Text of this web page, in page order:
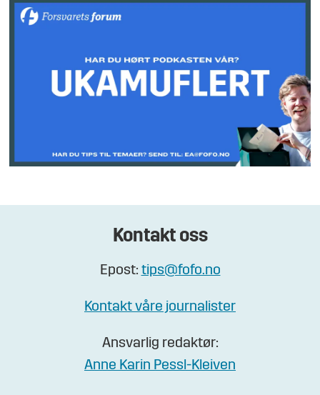
Kontakt oss
Epost: tips@fofo.no
Kontakt våre journalister
Ansvarlig redaktør:
Anne Karin Pessl-Kleiven